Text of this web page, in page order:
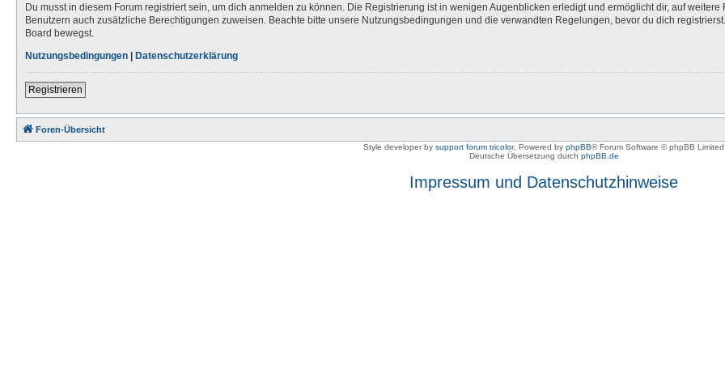
Du musst in diesem Forum registriert sein, um dich anmelden zu können. Die Registrierung ist in wenigen Augenblicken erledigt und ermöglicht dir, auf
Benutzern auch zusätzliche Berechtigungen zuweisen. Beachte bitte unsere Nutzungsbedingungen und die verwandten Regelungen, bevor du dich
Board bewegst.
Nutzungsbedingungen | Datenschutzerklärung
Registrieren
Foren-Übersicht
Style developer by support forum tricolor, Powered by phpBB® Forum Software © phpBB Limited
Deutsche Übersetzung durch phpBB.de
Impressum und Datenschutzhinweise